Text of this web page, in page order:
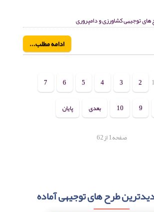
توجیهی کشاورزی و دامپروری
ادامه مطلب...
1
2
3
4
5
6
7
9
10 بعدی پایان
صفحه1 از62
طرح های توجیهی آماده